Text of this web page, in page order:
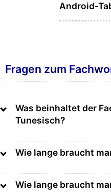
Android-
Fragen zum
Was beinhaltet der
Tunesisch?
Wie lange braucht
Wie lange braucht